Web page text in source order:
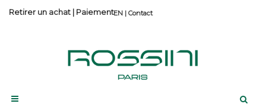
Contact
Retirer un achat | Paiement